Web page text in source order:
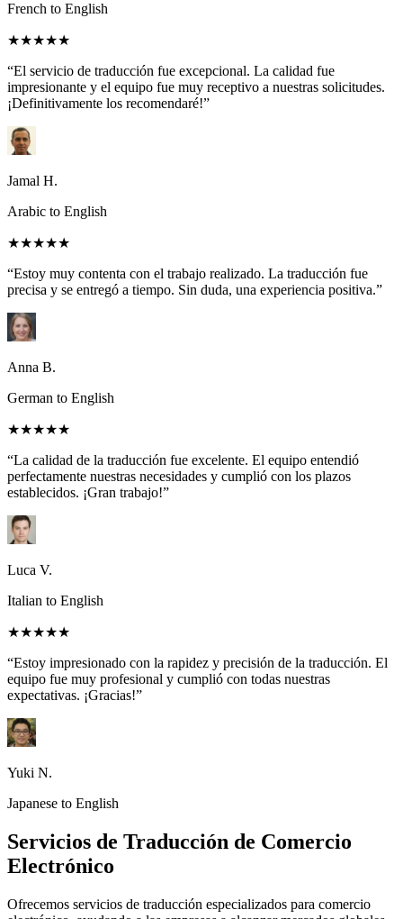
French to English
★★★★★
“El servicio de traducción fue excepcional. La calidad fue
impresionante y el equipo fue muy receptivo a nuestras solicitudes.
¡Definitivamente los recomendaré!”
Jamal H.
Arabic to English
★★★★★
“Estoy muy contenta con el trabajo realizado. La traducción fue
precisa y se entregó a tiempo. Sin duda, una experiencia positiva.”
Anna B.
German to English
★★★★★
“La calidad de la traducción fue excelente. El equipo entendió
perfectamente nuestras necesidades y cumplió con los plazos
establecidos. ¡Gran trabajo!”
Luca V.
Italian to English
★★★★★
“Estoy impresionado con la rapidez y precisión de la traducción. El
equipo fue muy profesional y cumplió con todas nuestras
expectativas. ¡Gracias!”
Yuki N.
Japanese to English
Servicios de Traducción de Comercio
Electrónico
Ofrecemos servicios de traducción especializados para comercio